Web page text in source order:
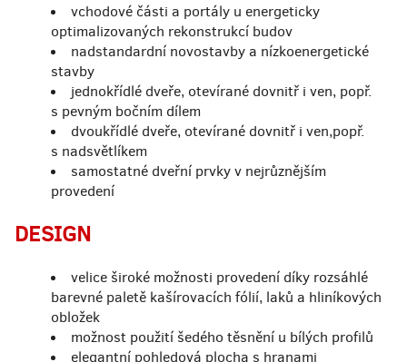
vchodové části a portály u energeticky
optimalizovaných rekonstrukcí budov
nadstandardní novostavby a nízkoenergetické
stavby
jednokřídlé dveře, otevírané dovnitř i ven, popř.
s pevným bočním dílem
dvoukřídlé dveře, otevírané dovnitř i ven,popř.
s nadsvětlíkem
samostatné dveřní prvky v nejrůznějším
provedení
DESIGN
velice široké možnosti provedení díky rozsáhlé
barevné paletě kašírovacích fólií, laků a hliníkových
obložek
možnost použití šedého těsnění u bílých profilů
elegantní pohledová plocha s hranami